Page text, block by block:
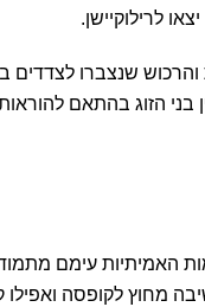
לרילוקיישן.
והרכוש שנצברו
בין בני הזוג בהתאם
האמיתיות עימם
מחוץ לקופסה